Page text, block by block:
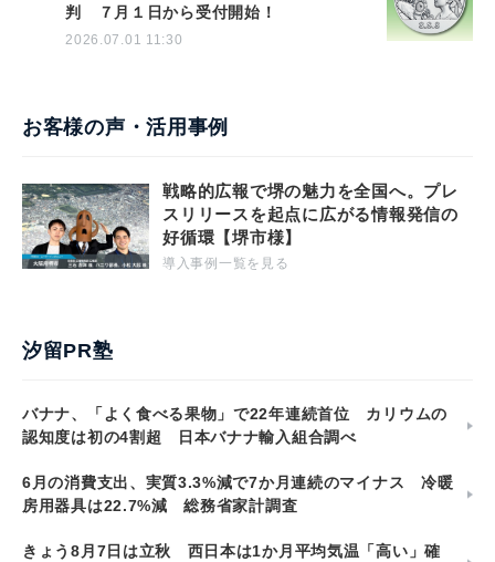
判 ７月１日から受付開始！
2026.07.01 11:30
お客様の声・活用事例
戦略的広報で堺の魅力を全国へ。プレ
スリリースを起点に広がる情報発信の
好循環【堺市様】
導入事例一覧を見る
汐留PR塾
バナナ、「よく食べる果物」で22年連続首位 カリウムの
認知度は初の4割超 日本バナナ輸入組合調べ
6月の消費支出、実質3.3%減で7か月連続のマイナス 冷暖
房用器具は22.7%減 総務省家計調査
きょう8月7日は立秋 西日本は1か月平均気温「高い」確